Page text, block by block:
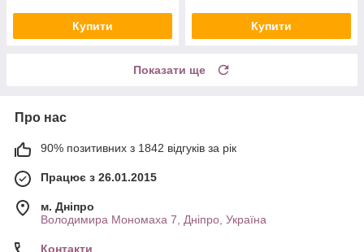
Купити Купити
Показати ще
Про нас
90% позитивних з 1842 відгуків за рік
Працює з 26.01.2015
м. Дніпро
Володимира Мономаха 7, Дніпро, Україна
Контакти